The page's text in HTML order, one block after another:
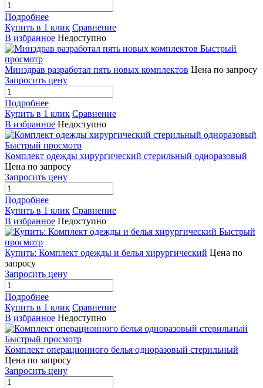
Подробнее
Купить в 1 клик Сравнение
В избранное Недоступно
Быстрый
просмотр
Минздрав разработал пять новых комплектов Цена по запросу
Запросить цену
Подробнее
Купить в 1 клик Сравнение
В избранное Недоступно
Быстрый просмотр
Комплект одежды хирургический стерильный одноразовый
Цена по запросу
Запросить цену
Подробнее
Купить в 1 клик Сравнение
В избранное Недоступно
Быстрый
просмотр
Купить: Комплект одежды и белья хирургический Цена по
запросу
Запросить цену
Подробнее
Купить в 1 клик Сравнение
В избранное Недоступно
Быстрый просмотр
Комплект операционного белья одноразовый стерильный
Цена по запросу
Запросить цену